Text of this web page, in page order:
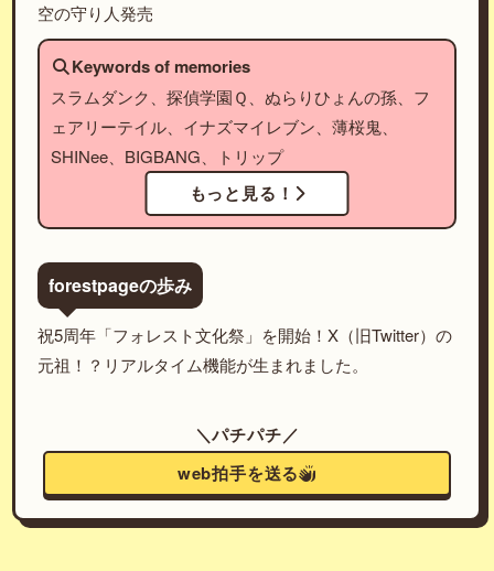
空の守り人発売
Keywords of memories
スラムダンク、探偵学園Ｑ、ぬらりひょんの孫、フ
ェアリーテイル、イナズマイレブン、薄桜鬼、
SHINee、BIGBANG、トリップ
もっと見る！
forestpageの歩み
祝5周年「フォレスト文化祭」を開始！X（旧Twitter）の
元祖！？リアルタイム機能が生まれました。
＼パチパチ／
web拍手を送る